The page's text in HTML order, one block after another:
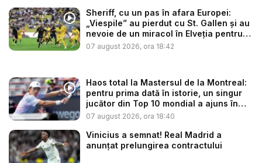
Sheriff, cu un pas în afara Europei:
„Viespile” au pierdut cu St. Gallen și au
nevoie de un miracol în Elveția pentru
a...
07 august 2026, ora 18:42
Haos total la Mastersul de la Montreal:
pentru prima dată în istorie, un singur
jucător din Top 10 mondial a ajuns în
op...
07 august 2026, ora 18:40
Vinicius a semnat! Real Madrid a
anunțat prelungirea contractului